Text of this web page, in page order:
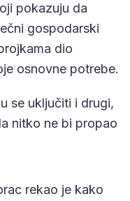
pokazuju da
gospodarski
dio
osnovne potrebe.
se uključiti i drugi,
nitko ne bi propao
rekao je kako